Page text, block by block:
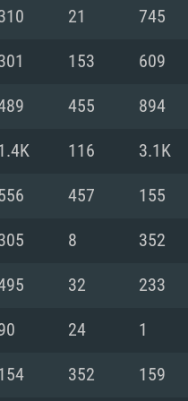
11 ou plus et
plus, Radeon RX
à haut débit
II ou plus avec
à haut débit
les derniers
pour AMD
drivers de
21 745
153 609
455 894
116 3.1K
457 155
8 352
32 233
24 1
352 159